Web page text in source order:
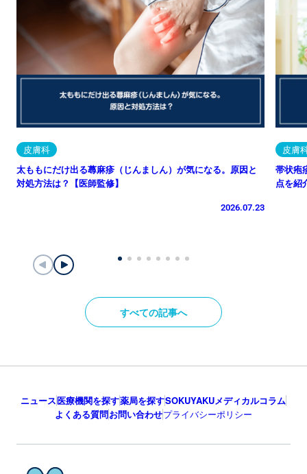
皮膚科
太ももにだけ出る蕁麻疹（じんましん）が気になる。原因と
対処方法は？【医師監修】
2026.07.23
皮膚
帯状疱
点を紹
すべての記事へ
ニュース医療機関を探す薬局を探すSOKUYAKUメディカルコラム
よくある質問お問い合わせプライバシーポリシー